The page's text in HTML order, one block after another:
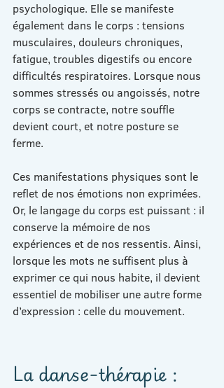
psychologique. Elle se manifeste
également dans le corps : tensions
musculaires, douleurs chroniques,
fatigue, troubles digestifs ou encore
difficultés respiratoires. Lorsque nous
sommes stressés ou angoissés, notre
corps se contracte, notre souffle
devient court, et notre posture se
ferme.
Ces manifestations physiques sont le
reflet de nos émotions non exprimées.
Or, le langage du corps est puissant : il
conserve la mémoire de nos
expériences et de nos ressentis. Ainsi,
lorsque les mots ne suffisent plus à
exprimer ce qui nous habite, il devient
essentiel de mobiliser une autre forme
d’expression : celle du mouvement.
La danse-thérapie :